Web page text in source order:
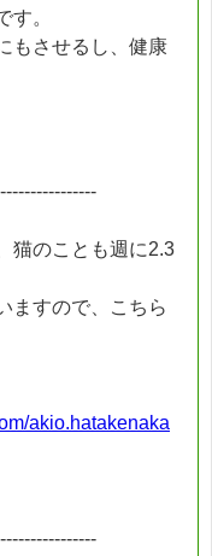
す。
もさせるし、健康
猫のことも週に2.3
ますので、こちら
akio.hatakenaka